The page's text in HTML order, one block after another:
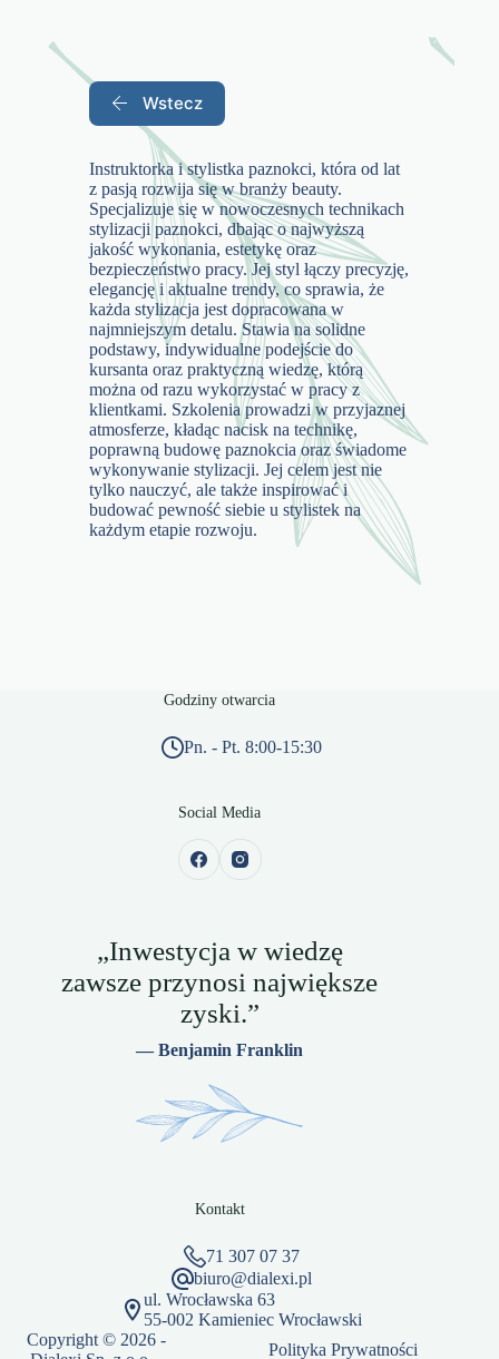
Wstecz
Instruktorka i stylistka paznokci, która od lat
z pasją rozwija się w branży beauty.
Specjalizuje się w nowoczesnych technikach
stylizacji paznokci, dbając o najwyższą
jakość wykonania, estetykę oraz
bezpieczeństwo pracy. Jej styl łączy precyzję,
elegancję i aktualne trendy, co sprawia, że
każda stylizacja jest dopracowana w
najmniejszym detalu. Stawia na solidne
podstawy, indywidualne podejście do
kursanta oraz praktyczną wiedzę, którą
można od razu wykorzystać w pracy z
klientkami. Szkolenia prowadzi w przyjaznej
atmosferze, kładąc nacisk na technikę,
poprawną budowę paznokcia oraz świadome
wykonywanie stylizacji. Jej celem jest nie
tylko nauczyć, ale także inspirować i
budować pewność siebie u stylistek na
każdym etapie rozwoju.
Godziny otwarcia
Pn. - Pt. 8:00-15:30
Social Media
„Inwestycja w wiedzę
zawsze przynosi największe
zyski.”
— Benjamin Franklin
Kontakt
71 307 07 37
biuro@dialexi.pl
ul. Wrocławska 63
55-002 Kamieniec Wrocławski
Copyright © 2026 -
Polityka Prywatności